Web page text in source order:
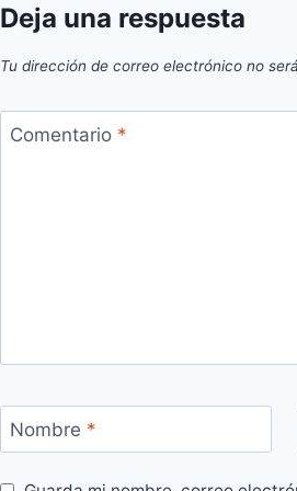
Deja una respuesta
Tu dirección de correo electrónico no
Comentario *
Nombre *